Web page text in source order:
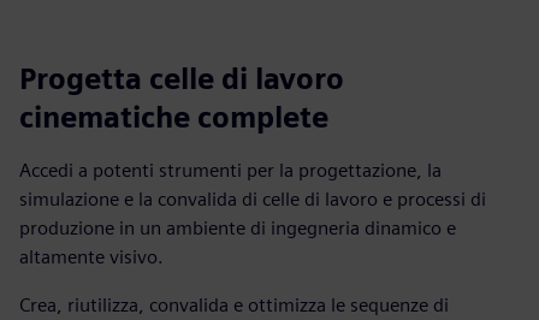
Progetta celle di lavoro
cinematiche complete
Accedi a potenti strumenti per la progettazione, la
simulazione e la convalida di celle di lavoro e processi di
produzione in un ambiente di ingegneria dinamico e
altamente visivo.
Crea, riutilizza, convalida e ottimizza le sequenze di